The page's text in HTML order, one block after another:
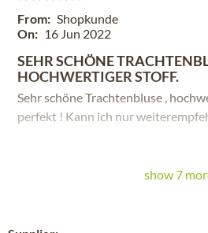
From: Shopkunde
On: 16 Jun 2022
SEHR SCHÖNE
HOCHWERTIGER STOFF.
Sehr schöne Trachtenbluse ,
perfekt ! Kann ich nur
show 7